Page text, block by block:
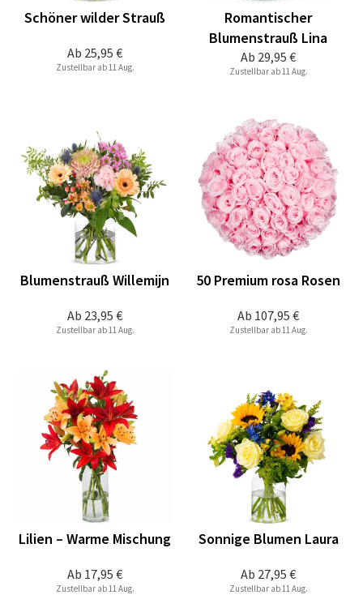
Ab 25,95 €
Schöner wilder Strauß
Zustellbar ab 11 Aug.
Ab 29,95 €
Romantischer
Blumenstrauß Lina
Zustellbar ab 11 Aug.
Ab 23,95 €
Blumenstrauß Willemijn
Zustellbar ab 11 Aug.
Ab 107,95 €
50 Premium rosa Rosen
Zustellbar ab 11 Aug.
Ab 17,95 €
Lilien – Warme Mischung
Zustellbar ab 11 Aug.
Ab 27,95 €
Sonnige Blumen Laura
Zustellbar ab 11 Aug.